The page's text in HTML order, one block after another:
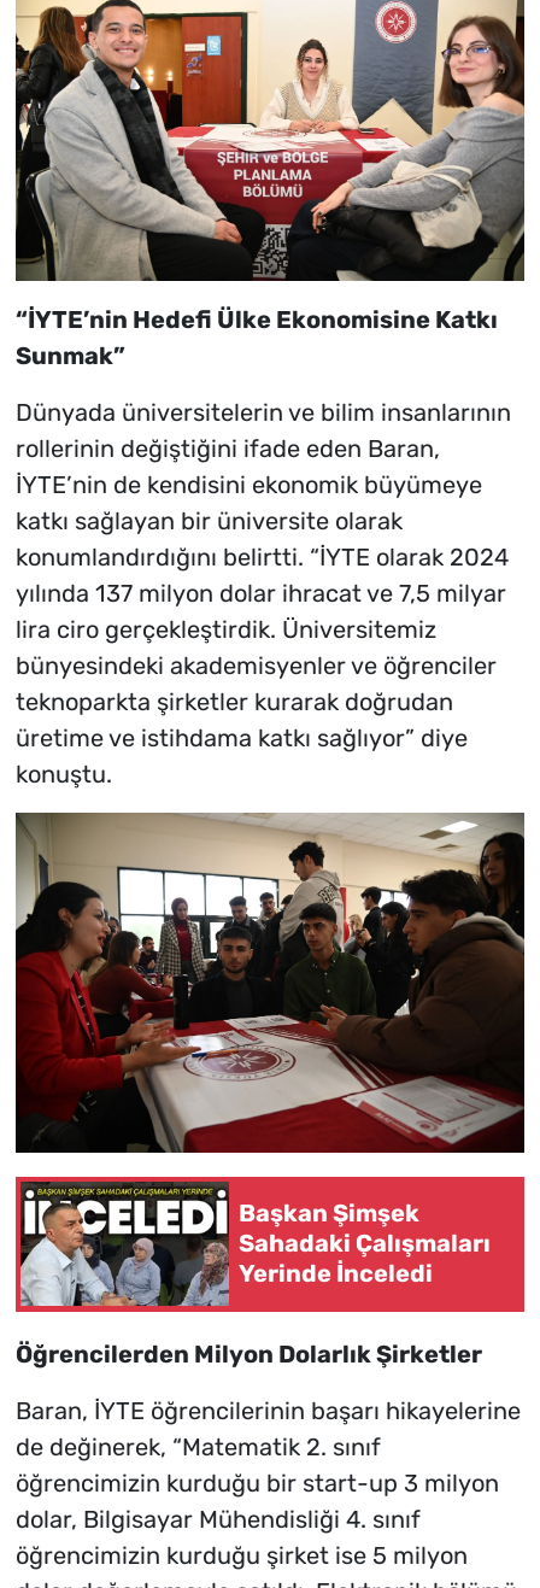
“İYTE’nin Hedefi Ülke Ekonomisine Katkı
Sunmak”
Dünyada üniversitelerin ve bilim insanlarının
rollerinin değiştiğini ifade eden Baran,
İYTE’nin de kendisini ekonomik büyümeye
katkı sağlayan bir üniversite olarak
konumlandırdığını belirtti. “İYTE olarak 2024
yılında 137 milyon dolar ihracat ve 7,5 milyar
lira ciro gerçekleştirdik. Üniversitemiz
bünyesindeki akademisyenler ve öğrenciler
teknoparkta şirketler kurarak doğrudan
üretime ve istihdama katkı sağlıyor” diye
konuştu.
Başkan Şimşek
Sahadaki Çalışmaları
Yerinde İnceledi
Öğrencilerden Milyon Dolarlık Şirketler
Baran, İYTE öğrencilerinin başarı hikayelerine
de değinerek, “Matematik 2. sınıf
öğrencimizin kurduğu bir start-up 3 milyon
dolar, Bilgisayar Mühendisliği 4. sınıf
öğrencimizin kurduğu şirket ise 5 milyon